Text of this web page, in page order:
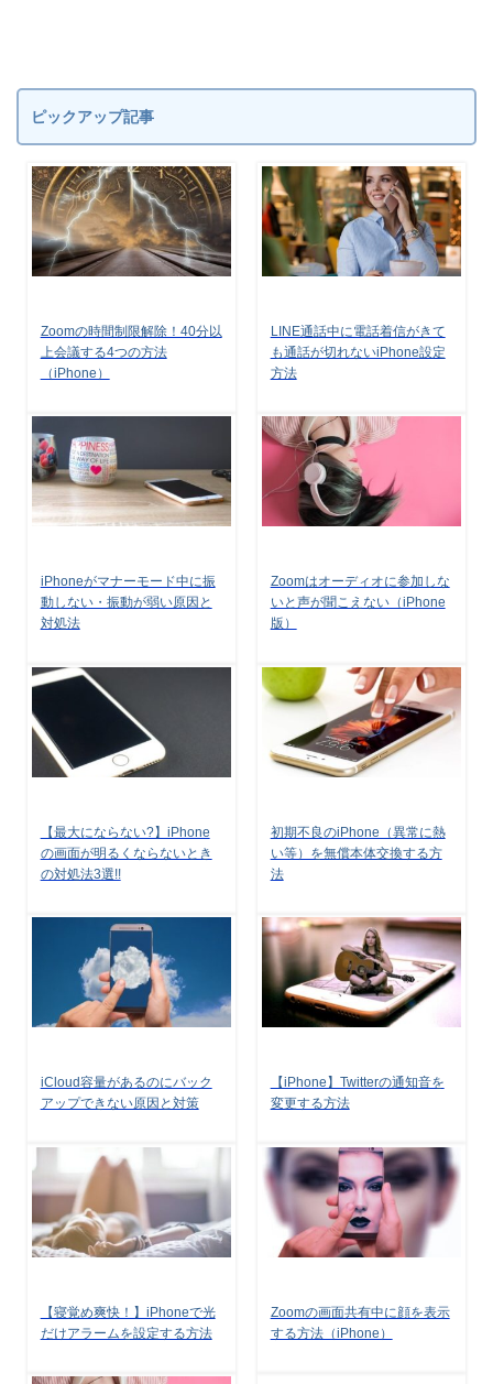
ピックアップ記事
Zoomの時間制限解除！40分以
上会議する4つの方法
（iPhone）
LINE通話中に電話着信がきて
も通話が切れないiPhone設定
方法
iPhoneがマナーモード中に振
動しない・振動が弱い原因と
対処法
Zoomはオーディオに参加しな
いと声が聞こえない（iPhone
版）
【最大にならない?】iPhone
の画面が明るくならないとき
の対処法3選!!
初期不良のiPhone（異常に熱
い等）を無償本体交換する方
法
iCloud容量があるのにバック
アップできない原因と対策
【iPhone】Twitterの通知音を
変更する方法
【寝覚め爽快！】iPhoneで光
だけアラームを設定する方法
Zoomの画面共有中に顔を表示
する方法（iPhone）